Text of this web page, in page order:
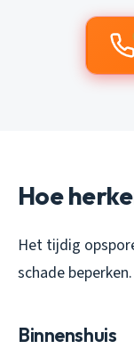
Hoe
Het tijdig
schade
Binnenshuis